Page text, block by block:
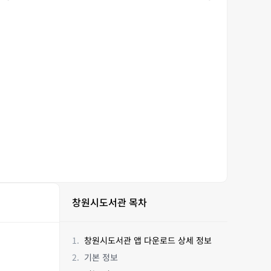
창원시도서관 목차
창원시도서관 앱 다운로드 상세 정보
기본 정보